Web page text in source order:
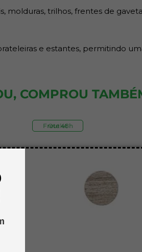
trilhos, frentes de
e estantes, permitindo
COMPROU
Outlet
Frete 48h